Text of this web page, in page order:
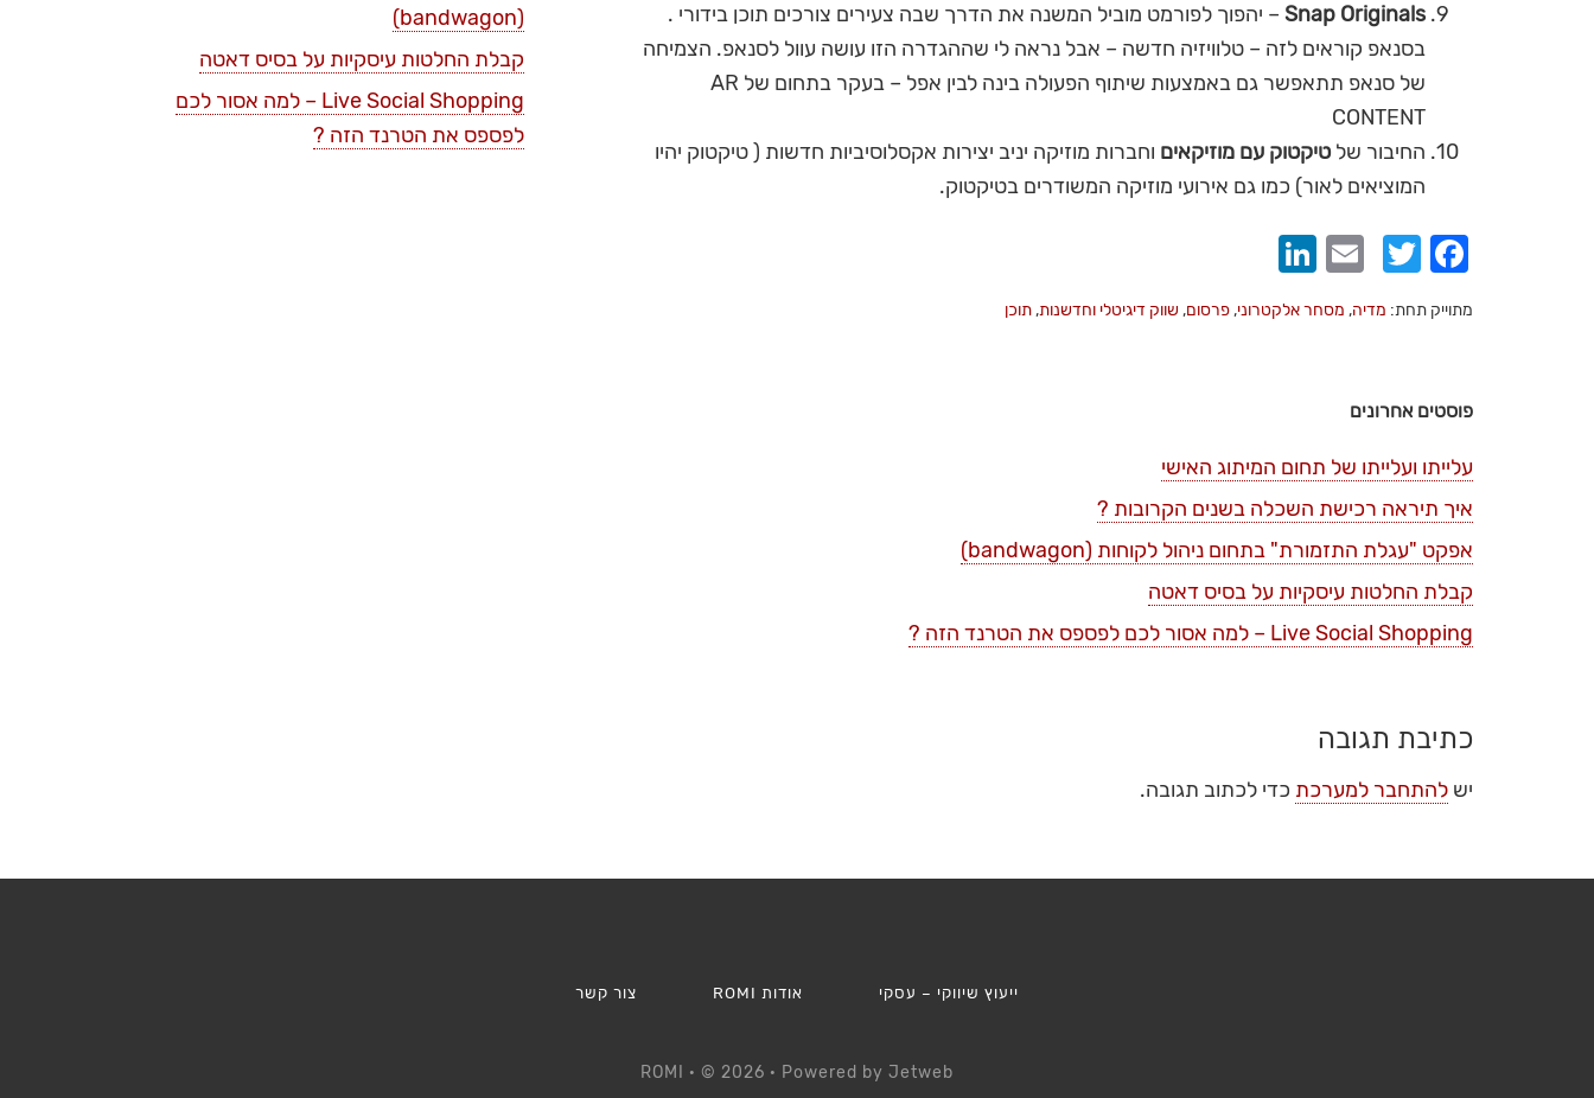
Snap Originals – יהפוך לפורמט מוביל המשנה את הדרך שבה צעירים צורכים תוכן בידורי .
בסנאפ קוראים לזה – טלוויזיה חדשה – אבל נראה לי שההגדרה הזו עושה עוול לסנאפ. הצמיחה
של סנאפ תתאפשר גם באמצעות שיתוף הפעולה בינה לבין אפל – בעקר בתחום של AR
CONTENT
החיבור שלטיקטוק עם מוזיקאים וחברות מוזיקה יניב יצירות אקסלוסיביות חדשות ( טיקטוק יהיו
המוציאים לאור) כמו גם אירועי מוזיקה המשודרים בטיקטוק.
Facebook
Twitter
Email
מתוייק תחת: מדיה, מסחר אלקטרוני, פרסום, שווק דיגיטלי וחדשנות, תוכן
פוסטים אחרונים
עלייתו ועלייתו של תחום המיתוג האישי
איך תיראה רכישת השכלה בשנים הקרובות ?
אפקט "עגלת התזמורת" בתחום ניהול לקוחות (bandwagon)
קבלת החלטות עיסקיות על בסיס דאטה
Live Social Shopping – למה אסור לכם לפספס את הטרנד הזה ?
כתיבת תגובה
יש להתחבר למערכת כדי לכתוב תגובה.
(bandwagon)
קבלת החלטות עיסקיות על בסיס דאטה
Live Social Shopping – למה אסור לכם
לפספס את הטרנד הזה ?
ייעוץ שיווקי – עסקי אודות ROMI צור קשר
ROMI · © 2026 · Powered by Jetweb